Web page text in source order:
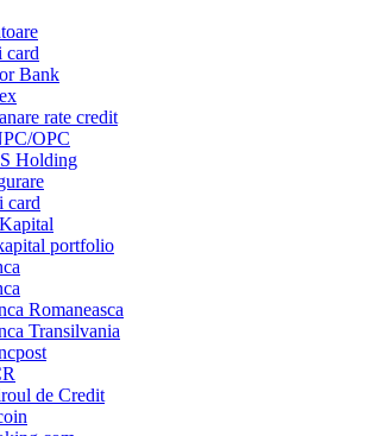
card
Bank
rate credit
OPC
Holding
card
portfolio
Romaneasca
Transilvania
de Credit